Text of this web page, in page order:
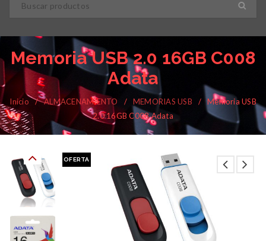
Memoria USB 2.0 16GB C008
Adata
Inicio / ALMACENAMIENTO / MEMORIAS USB /
Memoria USB
2.0 16GB C008 Adata
OFERTA